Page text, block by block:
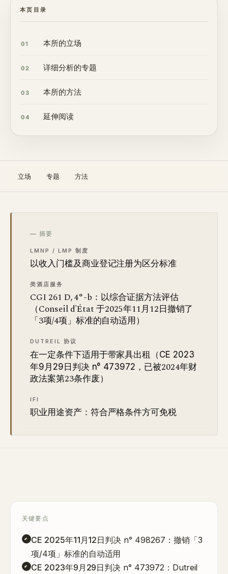
本页目录
01 本所的立场
02 详细分析的专题
03 本所的方法
04 延伸阅读
立场 专题 方法
— 摘要
LMNP / LMP 制度
以收入门槛及商业登记注册为区分标准
类酒店服务
CGI 261 D, 4°-b：以综合证据方法评估
（Conseil d'État 于2025年11月12日撤销了
「3项/4项」标准的自动适用）
DUTREIL 协议
在一定条件下适用于带家具出租（CE 2023
年9月29日判决 n° 473972 ，已被2024年财
政法案第23条作废）
IFI
职业用途资产：符合严格条件方可免税
关键要点
CE 2025年11月12日判决 n° 498267：撤销「3
项/4项」标准的自动适用
CE 2023年9月29日判决 n° 473972：Dutreil